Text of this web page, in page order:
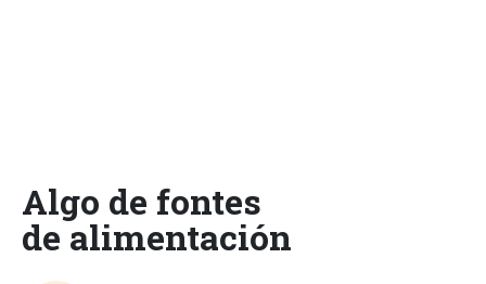
Algo de fontes
de alimentación